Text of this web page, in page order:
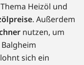
Heizöl und
. Außerdem
nutzen, um
sich ein